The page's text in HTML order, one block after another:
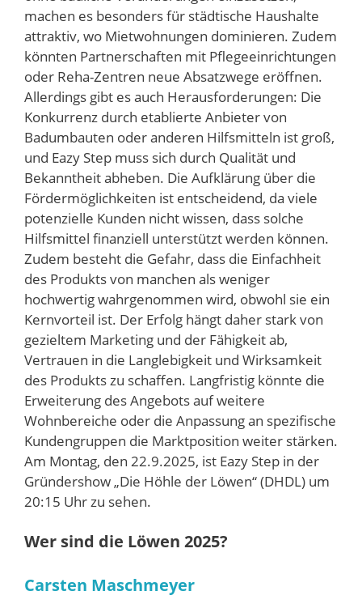
machen es besonders für städtische Haushalte
attraktiv, wo Mietwohnungen dominieren. Zudem
könnten Partnerschaften mit Pflegeeinrichtungen
oder Reha-Zentren neue Absatzwege eröffnen.
Allerdings gibt es auch Herausforderungen: Die
Konkurrenz durch etablierte Anbieter von
Badumbauten oder anderen Hilfsmitteln ist groß,
und Eazy Step muss sich durch Qualität und
Bekanntheit abheben. Die Aufklärung über die
Fördermöglichkeiten ist entscheidend, da viele
potenzielle Kunden nicht wissen, dass solche
Hilfsmittel finanziell unterstützt werden können.
Zudem besteht die Gefahr, dass die Einfachheit
des Produkts von manchen als weniger
hochwertig wahrgenommen wird, obwohl sie ein
Kernvorteil ist. Der Erfolg hängt daher stark von
gezieltem Marketing und der Fähigkeit ab,
Vertrauen in die Langlebigkeit und Wirksamkeit
des Produkts zu schaffen. Langfristig könnte die
Erweiterung des Angebots auf weitere
Wohnbereiche oder die Anpassung an spezifische
Kundengruppen die Marktposition weiter stärken.
Am Montag, den 22.9.2025, ist Eazy Step in der
Gründershow „Die Höhle der Löwen“ (DHDL) um
20:15 Uhr zu sehen.
Wer sind die Löwen 2025?
Carsten Maschmeyer